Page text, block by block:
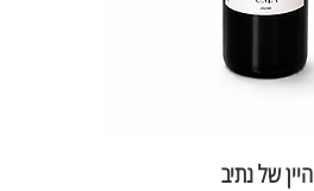
היין של נתיב